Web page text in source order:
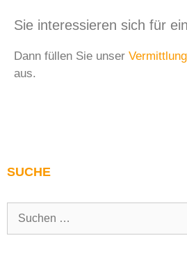
Sie interessieren sich für
Dann füllen Sie unser
aus.
SUCHE